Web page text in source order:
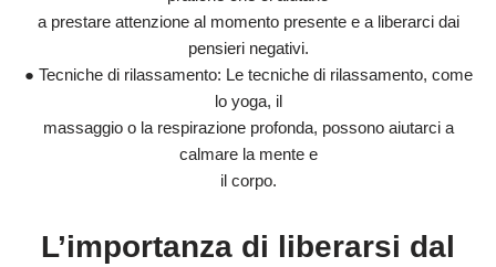
a prestare attenzione al momento presente e a liberarci dai
pensieri negativi.
● Tecniche di rilassamento: Le tecniche di rilassamento, come
lo yoga, il
massaggio o la respirazione profonda, possono aiutarci a
calmare la mente e
il corpo.
L’importanza di liberarsi dal